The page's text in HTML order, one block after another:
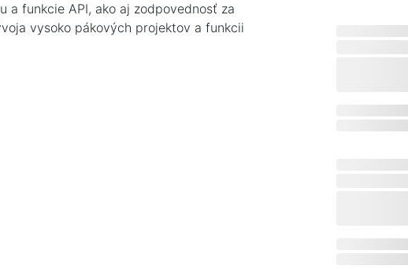
a funkcie API, ako aj zodpovednosť za
vysoko pákových projektov a funkcii